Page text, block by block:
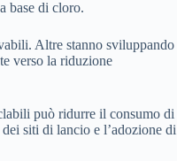
base di cloro.
Altre stanno sviluppando
verso la riduzione
può ridurre il consumo di
siti di lancio e l’adozione di